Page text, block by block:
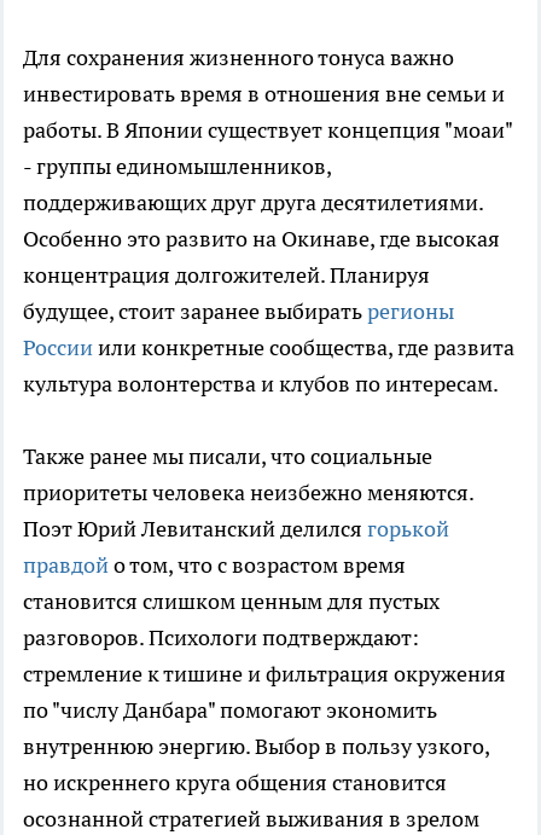
Для сохранения жизненного тонуса важно
инвестировать время в отношения вне семьи и
работы. В Японии существует концепция "моаи"
- группы единомышленников,
поддерживающих друг друга десятилетиями.
Особенно это развито на Окинаве, где высокая
концентрация долгожителей. Планируя
будущее, стоит заранее выбиратьрегионы
Россииили конкретные сообщества, где развита
культура волонтерства и клубов по интересам.
Также ранее мы писали, что социальные
приоритеты человека неизбежно меняются.
Поэт Юрий Левитанский делился горькой
правдойо том, что с возрастом время
становится слишком ценным для пустых
разговоров. Психологи подтверждают:
стремление к тишине и фильтрация окружения
по "числу Данбара" помогают экономить
внутреннюю энергию. Выбор в пользу узкого,
но искреннего круга общения становится
осознанной стратегией выживания в зрелом